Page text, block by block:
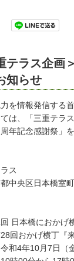
テラス企画
知らせ
を情報発信する
は、「三重テラ
年記念感謝祭」を
ス
央区日本橋室町
回 日本橋におかげ
回おかげ横丁『
4年10月7日（